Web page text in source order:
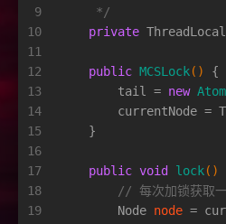
9
10
11
12
13
14
15
16
17
18
19
     */
private
public MCSLock()
{
        tail =
new
currentNode =
    }
public void lock()
// 每次加锁获取
Node node =